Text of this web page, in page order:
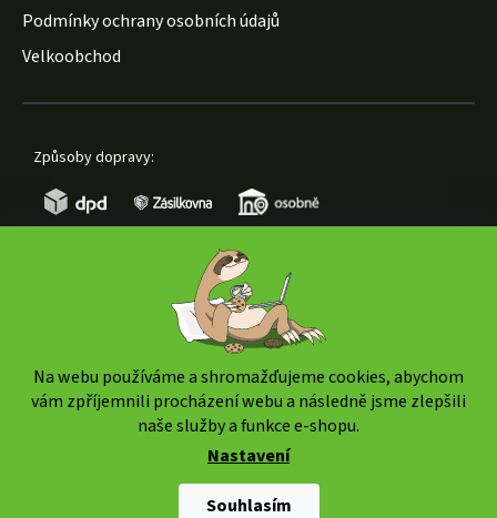
Na webu používáme a shromažďujeme cookies, abychom
vám zpříjemnili procházení webu a následně jsme zlepšili
naše služby a funkce e-shopu.
Nastavení
Souhlasím
Podmínky ochrany osobních údajů
Velkoobchod
Způsoby dopravy:
www.weedshop.cz
vyhrazena.
Upravit nastavení cookies